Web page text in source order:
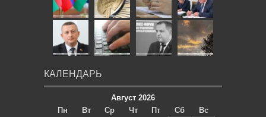
КАЛЕНДАРЬ
Август 2026
Пн
Вт Ср Чт Пт Сб
Вс